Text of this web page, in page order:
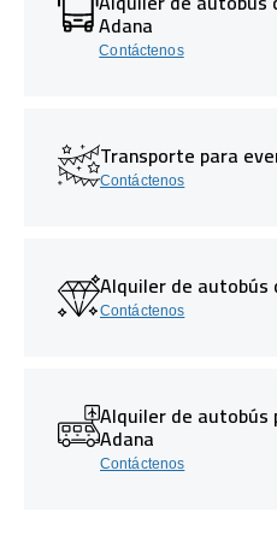
Adana
Contáctenos
Transporte para
Contáctenos
Alquiler de autobús
Contáctenos
Alquiler de
Adana
Contáctenos